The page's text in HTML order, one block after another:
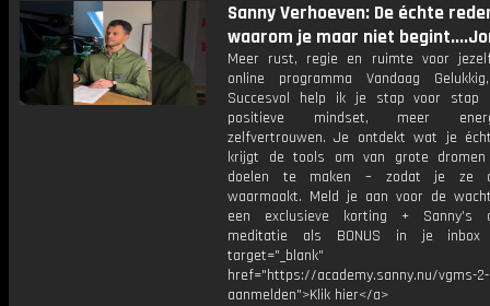
Sanny Verhoeven: De échte
waarom je maar niet
Meer rust, regie en ruimte voor
online programma Vandaag
Succesvol help ik je stap voor stap
positieve mindset, meer
zelfvertrouwen. Je ontdekt wat je
krijgt de tools om van grote dromen
doelen te maken – zodat je ze
waarmaakt. Meld je aan voor de
een exclusieve korting + Sanny’s
meditatie als BONUS in je
target="_blank"
href="https://academy.sanny.nu/vgms-2-
aanmelden">Klik hier</a>